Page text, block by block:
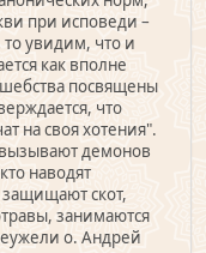
при исповеди –
увидим, что и
как вполне
посвящены
что
на своя хотения".
демонов
наводят
скот,
занимаются
о. Андрей